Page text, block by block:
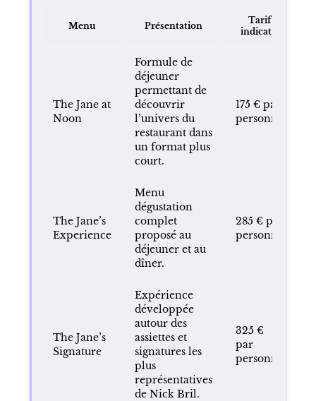
Menu Présentation
Tarif
indicatif
The Jane at
Noon
Formule de
déjeuner
permettant de
découvrir
l’univers du
restaurant dans
un format plus
court.
175 € par
personne
The Jane’s
Experience
Menu
dégustation
complet
proposé au
déjeuner et au
dîner.
285 € par
personne
The Jane’s
Signature
Expérience
développée
autour des
assiettes et
signatures les
plus
représentatives
de Nick Bril.
325 €
par
personne